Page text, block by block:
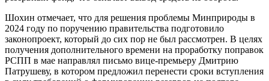
Шохин отмечает, что для решения проблемы Минприроды в
2024 году по поручению правительства подготовило
законопроект, который до сих пор не был рассмотрен. В целях
получения дополнительного времени на проработку поправок
РСПП в мае направлял письмо вице-премьеру Дмитрию
Патрушеву, в котором предложил перенести сроки вступления